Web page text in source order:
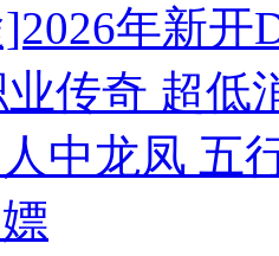
年新开